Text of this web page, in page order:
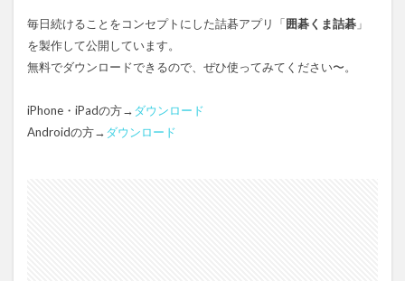
毎日続けることをコンセプトにした詰碁アプリ「囲碁くま詰碁 」
を製作して公開しています。
無料でダウンロードできるので、ぜひ使ってみてください〜。
iPhone・iPadの方→ダウンロード
Androidの方→ダウンロード